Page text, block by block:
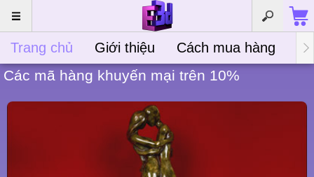
Trang chủ Giới thiệu Cách mua hàng
Các mã hàng khuyến mại trên 10%